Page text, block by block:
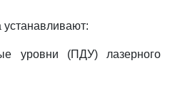
уровни (ПДУ) лазерного